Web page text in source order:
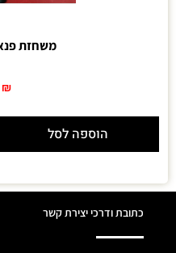
משחזת
₪
הוספה לסל
כתובת ודרכי יצירת קשר